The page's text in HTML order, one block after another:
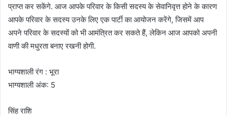
प्राप्त कर सकेंगे. आज आपके परिवार के किसी सदस्य के सेवानिवृत्त होने के कारण
आपके परिवार के सदस्य उनके लिए एक पार्टी का आयोजन करेंगे, जिसमें आप
अपने परिवार के सदस्यों को भी आमंत्रित कर सकते हैं, लेकिन आज आपको अपनी
वाणी की मधुरता बनाए रखनी होगी.
भाग्यशाली रंग : भूरा
भाग्यशाली अंक: 5
सिंह राशि